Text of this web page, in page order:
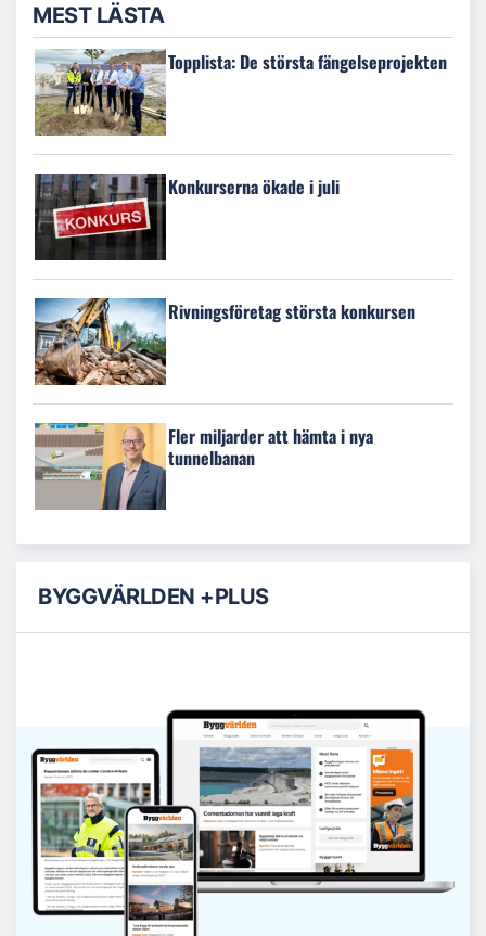
MEST LÄSTA
Topplista: De största fängelseprojekten
Konkurserna ökade i juli
Rivningsföretag största konkursen
Fler miljarder att hämta i nya
tunnelbanan
BYGGVÄRLDEN +PLUS